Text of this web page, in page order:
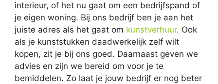
interieur, of het nu gaat om een bedrijfspand of
je eigen woning. Bij ons bedrijf ben je aan het
juiste adres als het gaat om kunstverhuur. Ook
als je kunststukken daadwerkelijk zelf wilt
kopen, zit je bij ons goed. Daarnaast geven we
advies en zijn we bereid om voor je te
bemiddelen. Zo laat je jouw bedrijf er nog beter